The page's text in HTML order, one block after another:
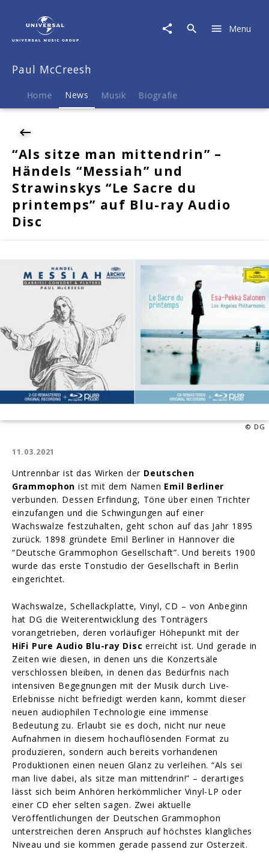
McCreesh
News
"Als
mittendrin"
Händels
Strawinskys
"Le
Sacre
printemps"
Audio
Menu
Paul McCreesh
Home News Musik Biografie
“Als sitze man mittendrin” –
Händels “Messiah” und
Strawinskys “Le Sacre du
printemps” auf Blu-ray Audio
Disc
© DG
11.03.2021
Untrennbar ist das Wirken der Deutschen
Grammophon ist mit dem Namen Emil Berliner
verbunden. Dessen Erfindung, Töne über einen Trichter
einzufangen und die Schwingungen auf einer
Wachswalze festzuhalten, geht schon auf das Jahr 1895
zurück. 1898 gründete Emil Berliner in Hannover die
“Deutsche Grammophon Gesellschaft”. Und bereits 1900
wurde das erste Tonstudio der Gesellschaft in Berlin
eingerichtet.
Wachswalze, Schellackplatte, Vinyl, CD – von Anbeginn
hat DG die Weiterentwicklung des Tonträgers
vorangetrieben, deren vorläufiger Höhepunkt mit der
HiFi Pure Audio Blu-ray Disc erreicht ist. Und gerade in
Zeiten wie diesen, in denen uns die Konzertsäle
verschlossen bleiben, in denen das Bedürfnis nach
intensiven Begegnungen mit der Musik durch Live-
Erlebnisse nicht befriedigt werden kann, kommt dieser
neuen audiophilen Technologie eine immense
Bedeutung zu. Erlaubt sie es doch, nicht nur neue
Aufnahmen in diesem hochauflösenden Format zu
produzieren, sondern auch bereits vorhandenen
Produktionen einen neuen Glanz zu verleihen. “Als sei
man live dabei, als sitze man mittendrin!” – derartiges
lässt sich beim Anhören herkömmlicher Vinyl-LP oder
einer CD eher selten sagen. Zwei aktuelle
Veröffentlichungen der Deutschen Grammophon
unterstreichen deren Anspruch auf höchstes klangliches
Niveau und sie kommen gerade passend zur Osterzeit.